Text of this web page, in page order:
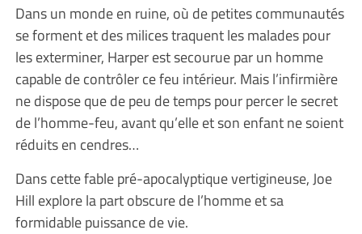
Dans un monde en ruine, où de petites communautés
se forment et des milices traquent les malades pour
les exterminer, Harper est secourue par un homme
capable de contrôler ce feu intérieur. Mais l’infirmière
ne dispose que de peu de temps pour percer le secret
de l’homme-feu, avant qu’elle et son enfant ne soient
réduits en cendres…
Dans cette fable pré-apocalyptique vertigineuse, Joe
Hill explore la part obscure de l’homme et sa
formidable puissance de vie.